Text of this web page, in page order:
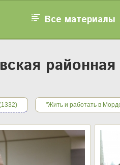
Все материалы
"Жить и работать в